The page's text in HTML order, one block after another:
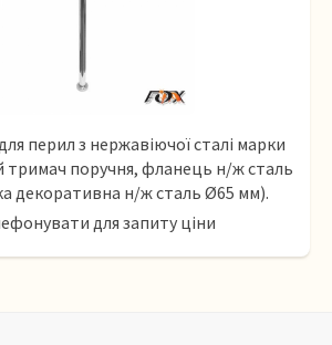
перил з нержавіючої сталі марки
тримач поручня, фланець н/ж сталь
декоративна н/ж сталь Ø65 мм).
для запиту ціни